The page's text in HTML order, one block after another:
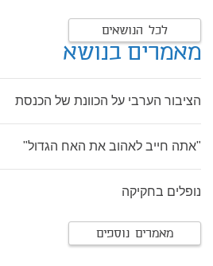
לכל הנושאים
מאמרים בנושא
הציבור הערבי על הכוונת של הכנסת
"אתה חייב לאהוב את האח הגדול"
נופלים בחקיקה
מאמרים נוספים